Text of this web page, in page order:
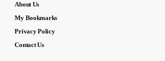
About Us
My Bookmarks
Privacy Policy
Contact Us